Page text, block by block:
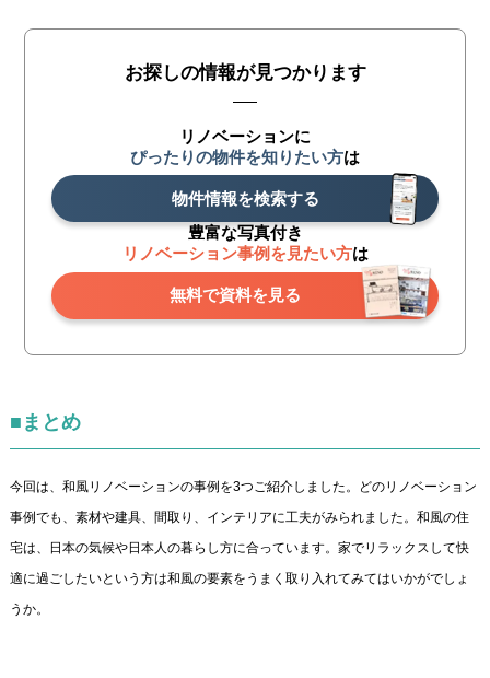
お探しの情報が見つかります
リノベーションに
ぴったりの物件を知りたい方は
物件情報を検索する
豊富な写真付き
リノベーション事例を見たい方は
無料で資料を見る
■まとめ
今回は、和風リノベーションの事例を3つご紹介しました。どのリノベーション
事例でも、素材や建具、間取り、インテリアに工夫がみられました。和風の住
宅は、日本の気候や日本人の暮らし方に合っています。家でリラックスして快
適に過ごしたいという方は和風の要素をうまく取り入れてみてはいかがでしょ
うか。